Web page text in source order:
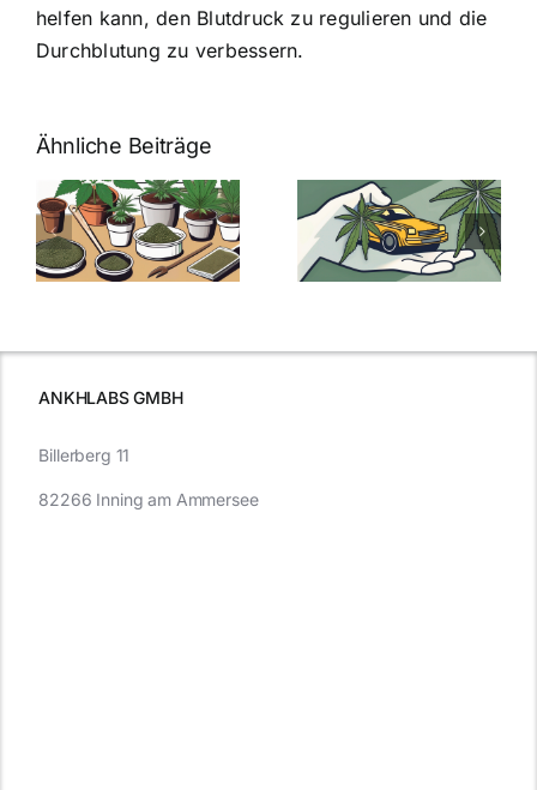
helfen kann, den Blutdruck zu regulieren und die
Durchblutung zu verbessern.
Ähnliche Beiträge
Neue THC-
Grenzwert-
Regelung:
Was Sie über
Cannabis und
müssen
Cannabis
Samen
kaufen: Alles
was Sie
ANKHLABS GMBH
Billerberg 11
82266 Inning am Ammersee